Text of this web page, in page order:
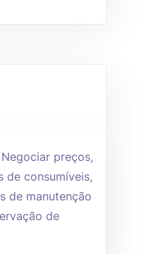
preços,
de consumíveis,
de manutenção
de